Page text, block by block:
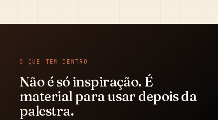
O QUE TEM DENTRO
Não é só inspiração. É
material para usar depois da
palestra.